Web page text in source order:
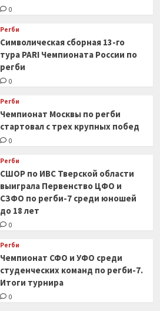
0
Регби
Символическая сборная 13-го
тура PARI Чемпионата России по
регби
0
Регби
Чемпионат Москвы по регби
стартовал с трех крупных побед
0
Регби
СШОР по ИВС Тверской области
выиграла Первенство ЦФО и
СЗФО по регби-7 среди юношей
до 18 лет
0
Регби
Чемпионат СФО и УФО среди
студенческих команд по регби-7.
Итоги турнира
0